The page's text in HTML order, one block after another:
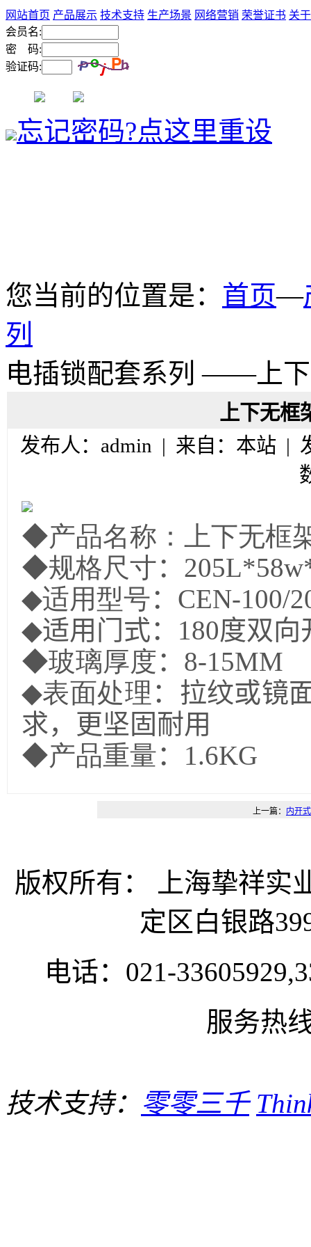
网站首页 产品展示 技术支持 生产场景 网络营销 荣誉证书 关
会员名:
密 码:
验证码:
忘记密码?点这里重设
您当前的位置是： 首页—
列
电插锁配套系列 ——上
上下无框
发布人：admin | 来自：本站 |
◆产品名称：上下无框
◆规格尺寸：
◆适用型号：CEN-100/
◆适用门式：180度双向
◆玻璃厚度：8-15MM
◆表面处理 ：拉纹或镜
求，更坚固耐用
◆产品重量：1.6KG
上一篇： 内开
版权所有： 上海挚祥
定区白银路
电话：021-
服务热
技术支持： 零零三千